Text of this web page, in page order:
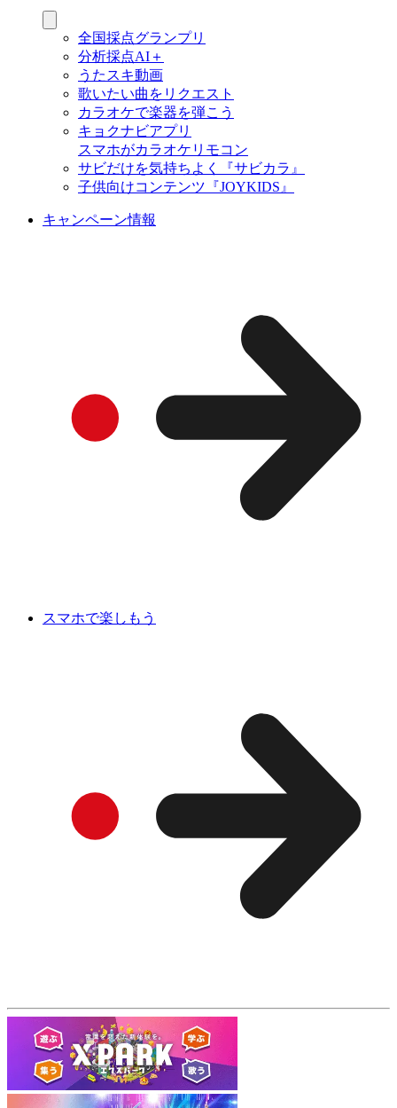
全国採点グランプリ
分析採点AI＋
うたスキ動画
歌いたい曲をリクエスト
カラオケで楽器を弾こう
キョクナビアプリ
スマホがカラオケリモコン
サビだけを気持ちよく『サビカラ』
子供向けコンテンツ『JOYKIDS』
キャンペーン情報
スマホで楽しもう